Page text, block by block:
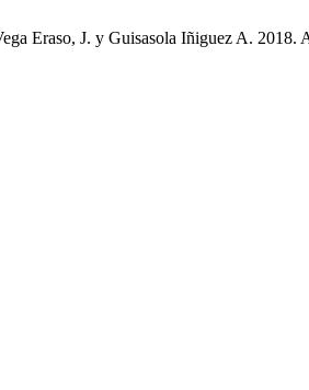
Eraso, J. y Guisasola Iñiguez A. 2018.